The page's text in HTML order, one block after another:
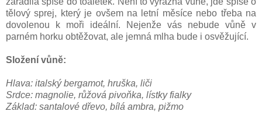
tělový sprej, který je ovšem na letní měsíce nebo třeba na
dovolenou k moři ideální. Nejenže vás nebude vůně v
parném horku obtěžovat, ale jemná mlha bude i osvěžující.
Složení vůně:
Hlava: italský bergamot, hruška, liči
Srdce: magnolie, růžová pivoňka, lístky fialky
Základ: santalové dřevo, bílá ambra, pižmo